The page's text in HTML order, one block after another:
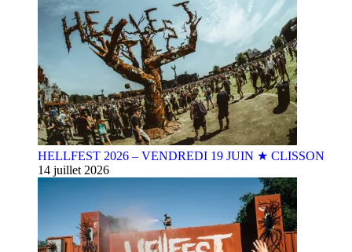
HELLFEST 2026 – VENDREDI 19 JUIN ★ CLISSON
14 juillet 2026